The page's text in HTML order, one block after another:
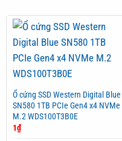
Ổ cứng SSD Western Digital Blue
SN580 1TB PCIe Gen4 x4 NVMe
M.2 WDS100T3B0E
1₫